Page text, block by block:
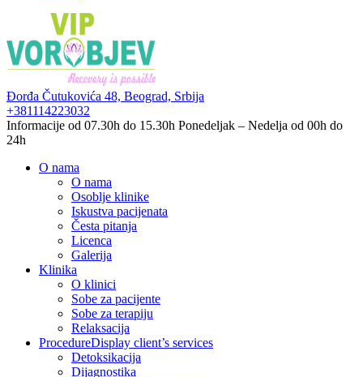
Đorđa Čutukovića 48, Beograd, Srbija
+381114223032
Informacije od 07.30h do 15.30h Ponedeljak – Nedelja od 00h do
24h
O nama
O nama
Osoblje klinike
Iskustva pacijenata
Česta pitanja
Licenca
Galerija
Klinika
O klinici
Sobe za pacijente
Sobe za terapiju
Relaksacija
ProcedureDisplay client’s services
Detoksikacija
Dijagnostika